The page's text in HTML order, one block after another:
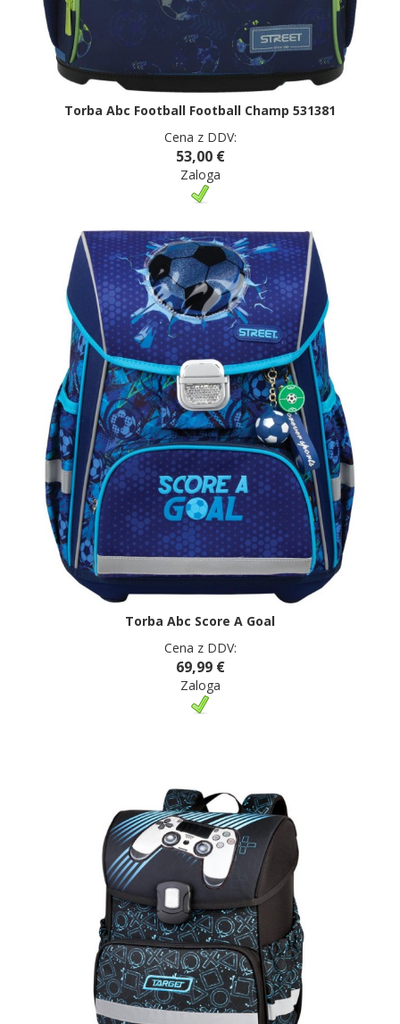
Torba Abc Football Football Champ 531381
Cena z DDV:
53,00 €
Zaloga
Torba Abc Score A Goal
Cena z DDV:
69,99 €
Zaloga